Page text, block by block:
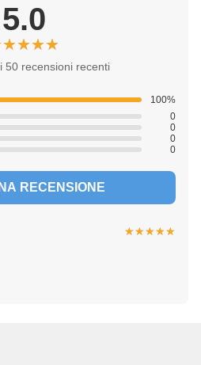
5.0
50 recensioni recenti
100%
0
0
0
0
RECENSIONE
★★★★★
★★★★★